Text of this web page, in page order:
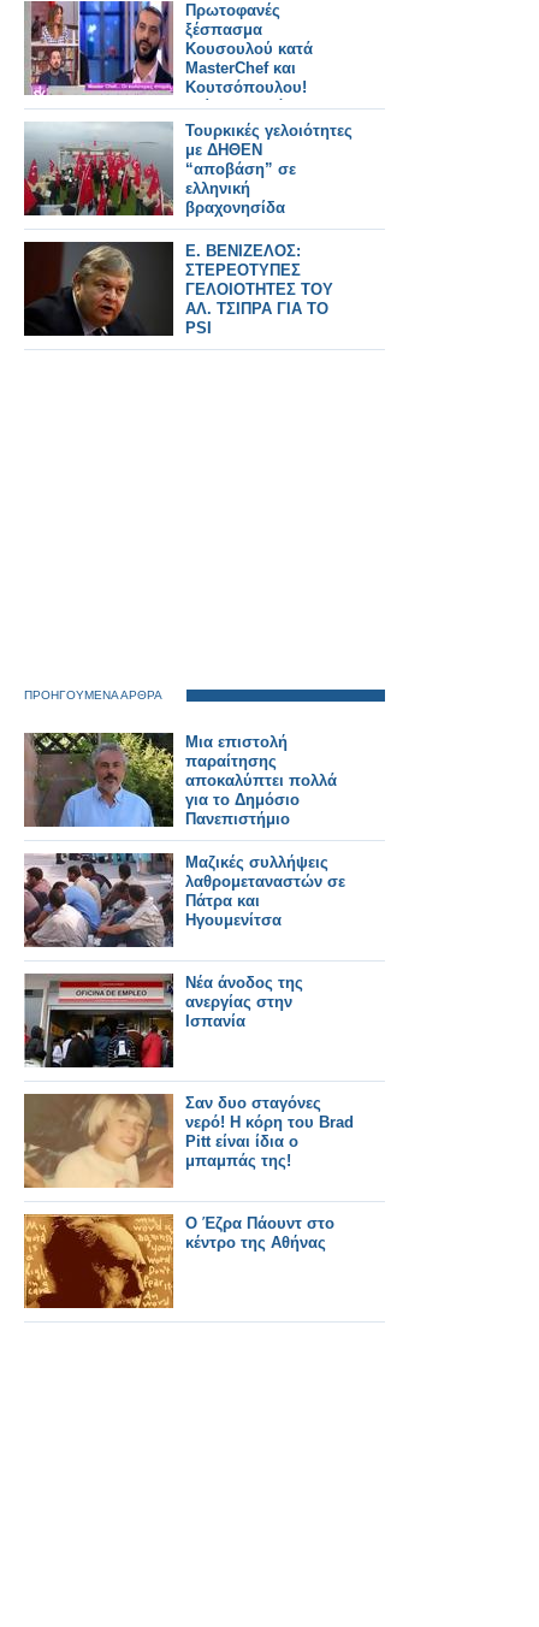
Πρωτοφανές
ξέσπασμα
Κουσουλού κατά
MasterChef και
Κουτσόπουλου!
«Είναι γελοιότητες...»
[video]
Τουρκικές γελοιότητες
με ΔΗΘΕΝ
“αποβάση” σε
ελληνική
βραχονησίδα
Ε. ΒΕΝΙΖΕΛΟΣ:
ΣΤΕΡΕΟΤΥΠΕΣ
ΓΕΛΟΙΟΤΗΤΕΣ ΤΟΥ
ΑΛ. ΤΣΙΠΡΑ ΓΙΑ ΤΟ
PSI
ΠΡΟΗΓΟΥΜΕΝΑ ΑΡΘΡΑ
Μια επιστολή
παραίτησης
αποκαλύπτει πολλά
για το Δημόσιο
Πανεπιστήμιο
Μαζικές συλλήψεις
λαθρομεταναστών σε
Πάτρα και
Ηγουμενίτσα
Νέα άνοδος της
ανεργίας στην
Ισπανία
Σαν δυο σταγόνες
νερό! H κόρη του Brad
Pitt είναι ίδια ο
μπαμπάς της!
Ο Έζρα Πάουντ στο
κέντρο της Αθήνας